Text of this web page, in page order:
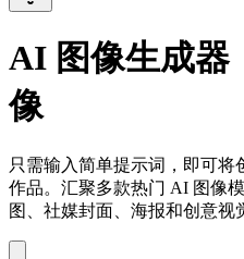
AI 图像生成器
像
只需输入简单提示词，即可
作品。汇聚多款热门 AI 图像
图、社媒封面、海报和创意视